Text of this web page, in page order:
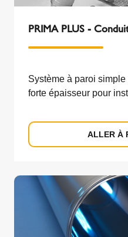
PRIMA PLUS -
Système à paroi
forte épaisseur pour
ALLER À